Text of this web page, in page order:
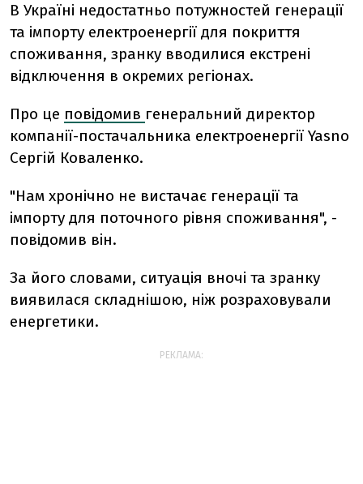
В Україні недостатньо потужностей генерації
та імпорту електроенергії для покриття
споживання, зранку вводилися екстрені
відключення в окремих регіонах.
Про це повідомив генеральний директор
компанії-постачальника електроенергії Yasno
Сергій Коваленко.
"Нам хронічно не вистачає генерації та
імпорту для поточного рівня споживання", -
повідомив він.
За його словами, ситуація вночі та зранку
виявилася складнішою, ніж розраховували
енергетики.
РЕКЛАМА: